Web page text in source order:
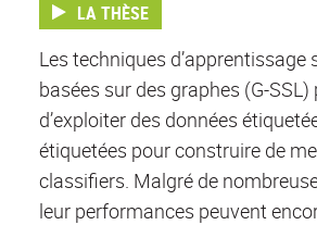
LA THÈSE
Les techniques d’apprentissage
basées sur des graphes (G-
d’exploiter des données
étiquetées pour construire de
classifiers. Malgré de
leur performances peuvent